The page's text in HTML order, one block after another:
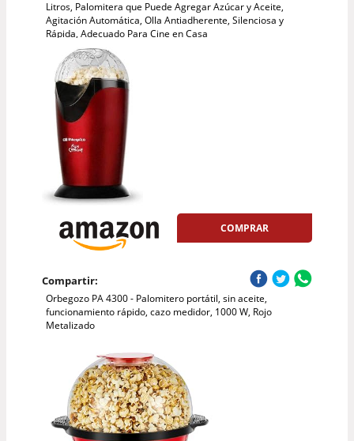
Litros, Palomitera que Puede Agregar Azúcar y Aceite,
Agitación Automática, Olla Antiadherente, Silenciosa y
Rápida, Adecuado Para Cine en Casa
COMPRAR
Compartir:
Orbegozo PA 4300 - Palomitero portátil, sin aceite,
funcionamiento rápido, cazo medidor, 1000 W, Rojo
Metalizado